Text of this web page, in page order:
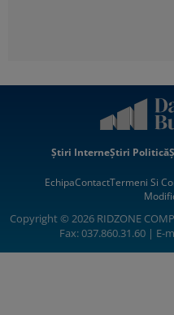
Știri InterneȘtiri Politică
EchipaContactTermeni Si
Copyright © 2026 RIDZONE
Fax: 037.860.31.60 | E-